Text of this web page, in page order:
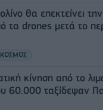
θα επεκτείνει
τα drones μετά το
ΚΟΣΜΟΣ
κίνηση από το
60.000 ταξίδεψαν